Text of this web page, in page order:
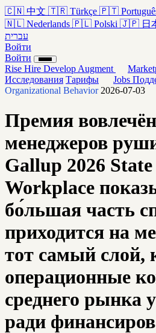
🇨🇳 中文 🇹🇷 Türkçe 🇵🇹
🇳🇱 Nederlands 🇵🇱 Polski 🇯🇵 日
עברית
Войти
Войти
Rise Hire Develop Augment
Исследования Тарифы Jobs
Organizational Behavior 2026-07-03
Премия
менеджеров
Gallup 2026
Workplace
бо́льшая часть
приходится на
тот самый слой,
операционные
среднего рынка
ради